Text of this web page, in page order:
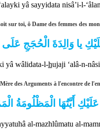
yâ sayyidata nisâ’i-l-
sur toi, ô Dame des femmes des
يا وَالِدَةَ الْحُجَجِ
yâ wâlidata-l-hujaji ‘alâ-n-
des Arguments à l'encontre de
عَلَيْكِ أَيَّتُهَا الْمَظْلُومَةُ
al-mazhlûmatu al-